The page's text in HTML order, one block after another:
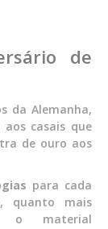
de
da Alemanha,
casais que
de ouro aos
para cada
quanto mais
o material